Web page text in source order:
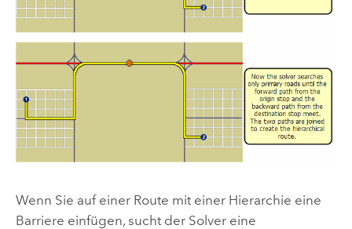
Wenn Sie auf einer Route mit einer Hierarchie eine
Barriere einfügen, sucht der Solver eine